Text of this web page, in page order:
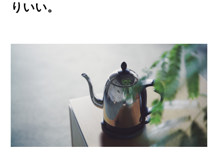
りいい。